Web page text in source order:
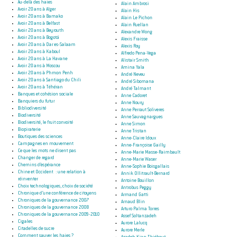
Au-delà des haies
Avoir 20 ans à Alger
Avoir 20 ans à Bamako
Avoir 20 ans à Belfast
Avoir 20 ans à Beyrouth
Avoir 20 ans à Bogotá
Avoir 20 ans à Dar es-Salaam
Avoir 20 ans à Kaboul
Avoir 20 ans à La Havane
Avoir 20 ans à Moscou
Avoir 20 ans à Phmon Penh
Avoir 20 ans à Santiago du Chili
Avoir 20 ans à Téhéran
Banques et cohésion sociale
Banquiers du futur
Bibliodiversité
Biodiversité
Biodiversité, le fruit convoité
Biopiraterie
Boutiques des sciences
Campagnes en mouvement
Ce que les mots ne disent pas
Changer de regard
Chemins d’espérance
Chine et Occident : une relation à
réinventer
Choix technologiques, choix de société
Chronique d’une conférence de citoyens
Chroniques de la gouvernance 2007
Chroniques de la gouvernance 2008
Chroniques de la gouvernance 2009-2010
Cigales
Citadelles de sucre
Comment sauver les haies ?
Alain Ambrosi
Alain His
Alain Le Pichon
Alain Ruellan
Alexandre Wong
Alexis Fraisse
Alexis Roy
Alfredo Pena-Vega
Alistair Smith
Amina Yala
André Neveu
André Sibomana
André Talmant
Anne Cadoret
Anne Noury
Anne Perraut Soliveres
Anne Sauvagnargues
Anne Simon
Anne Tristan
Anne-Claire Idoux
Anne-Françoise Gailly
Anne-Marie Masse-Raimbault
Anne-Marie Waser
Anne-Sophie Boisgallais
Annik Ollitrault-Bernard
Antoine Bouillon
Antrobus Peggy
Armand Gatti
Arnaud Blin
Arturo Palma Torres
Assef Soltanzadeh
Aurore Lalucq
Aurore Merle